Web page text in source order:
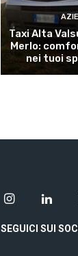
Taxi Alta
Merlo:
nei tuoi
SEGUICI SUI